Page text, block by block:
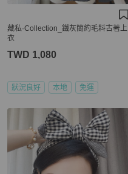
藏私·Collection_鐵灰簡約毛料古著上
衣
TWD 1,080
狀況良好 本地 免運